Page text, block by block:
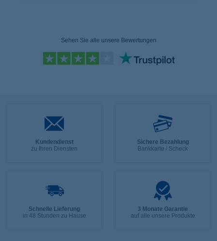
Sehen Sie alle unsere Bewertungen
Kundendienst
zu Ihren Diensten
Sichere Bezahlung
Bankkarte / Scheck
Schnelle Lieferung
in 48 Stunden zu Hause
3 Monate Garantie
auf alle unsere Produkte